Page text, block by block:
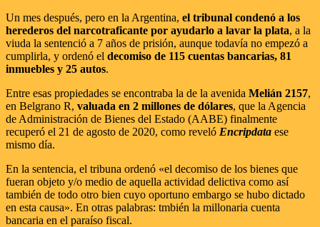
Un mes después, pero en la Argentina, el tribunal condenó a los
herederos del narcotraficante por ayudarlo a lavar la plata, a la
viuda la sentenció a 7 años de prisión, aunque todavía no empezó a
cumplirla, y ordenó el decomiso de 115 cuentas bancarias, 81
inmuebles y 25 autos.
Entre esas propiedades se encontraba la de la avenida Melián 2157,
en Belgrano R, valuada en 2 millones de dólares, que la Agencia
de Administración de Bienes del Estado (AABE) finalmente
recuperó el 21 de agosto de 2020, como reveló Encripdata ese
mismo día.
En la sentencia, el tribuna ordenó «el decomiso de los bienes que
fueran objeto y/o medio de aquella actividad delictiva como así
también de todo otro bien cuyo oportuno embargo se hubo dictado
en esta causa». En otras palabras: tmbién la millonaria cuenta
bancaria en el paraíso fiscal.